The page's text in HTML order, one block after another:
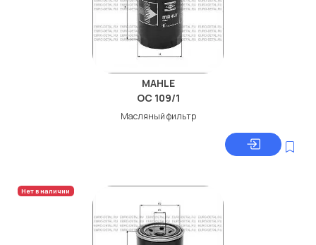
MAHLE
OC 109/1
Масляный фильтр
Нет в наличии